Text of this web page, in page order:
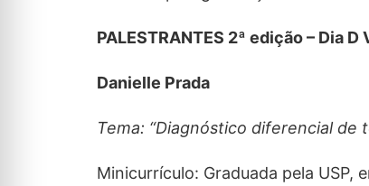
PALESTRANTES 2ª edição – Dia
Danielle Prada
Tema: “Diagnóstico diferencial de
Minicurrículo: Graduada pela USP,